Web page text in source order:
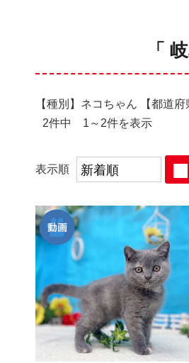
「
【種別】ネコちゃん 【都道
2件中 1～2件を表示
表示順